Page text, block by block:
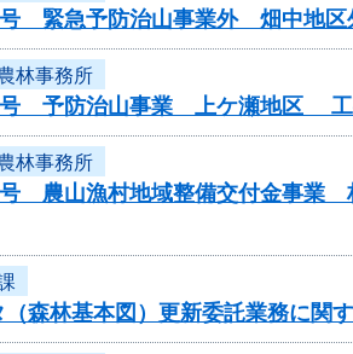
号 緊急予防治山事業外 畑中地
林事務所
号 予防治山事業 上ケ瀬地区 工
林事務所
号 農山漁村地域整備交付金事業
森林基本図）更新委託業務に関